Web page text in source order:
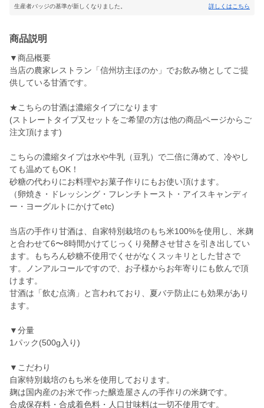
生産者バッジの基準が新しくなりました。 詳しくはこちら
商品説明
▼商品概要
当店の農家レストラン「信州坊主ほのか」でお飲み物としてご提
供している甘酒です。
★こちらの甘酒は濃縮タイプになります
(ストレートタイプ又セットをご希望の方は他の商品ページからご
注文頂けます)
こちらの濃縮タイプは水や牛乳（豆乳）で二倍に薄めて、冷やし
ても温めてもOK！
砂糖の代わりにお料理やお菓子作りにもお使い頂けます。
（卵焼き・ドレッシング・フレンチトースト・アイスキャンディ
ー・ヨーグルトにかけてetc)
当店の手作り甘酒は、自家特別栽培のもち米100%を使用し、米麹
と合わせて6〜8時間かけてじっくり発酵させ甘さを引き出してい
ます。もちろん砂糖不使用でくせがなくスッキリとした甘さで
す。ノンアルコールですので、お子様からお年寄りにも飲んで頂
けます。
甘酒は「飲む点滴」と言われており、夏バテ防止にも効果があり
ます。
▼分量
1パック(500g入り)
▼こだわり
自家特別栽培のもち米を使用しております。
麹は国内産のお米で作った醸造屋さんの手作りの米麹です。